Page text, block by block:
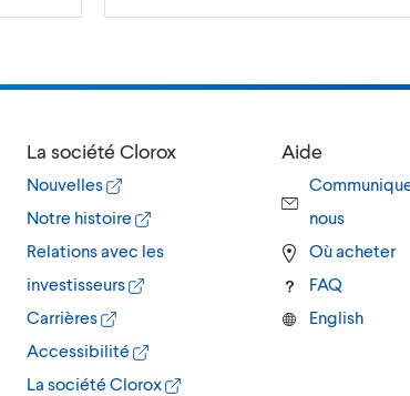
La société Clorox
Nouvelles
Notre histoire
Relations avec les
investisseurs
Carrières
Accessibilité
La société Clorox
Aide
nous
Où acheter
FAQ
English